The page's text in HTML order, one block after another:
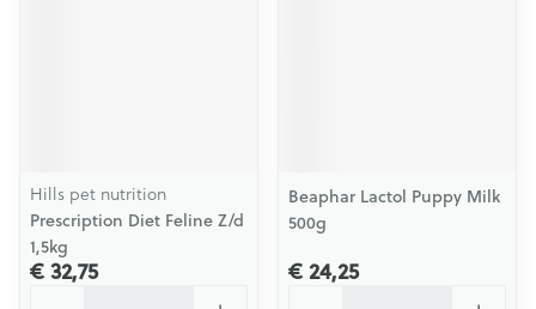
Hills pet nutrition
Prescription Diet Feline Z/d
1,5kg
€ 32,75
Beaphar Lactol Puppy Milk
500g
€ 24,25